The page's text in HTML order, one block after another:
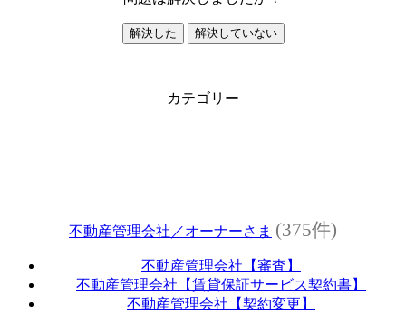
解決した 解決していない
カテゴリー
不動産管理会社／オーナーさま (375件)
不動産管理会社【審査】
不動産管理会社【賃貸保証サービス契約書】
不動産管理会社【契約変更】